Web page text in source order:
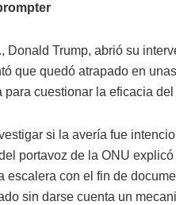
Donald Trump, abrió su
que quedó atrapado en
para cuestionar la eficacia
si la avería fue
portavoz de la ONU
escalera con el fin de
sin darse cuenta un